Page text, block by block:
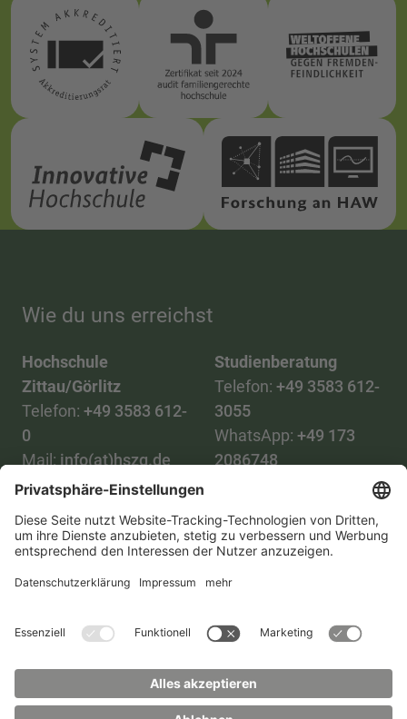
Wie du uns erreichst
Hochschule
Zittau/Görlitz
Telefon: +49 3583 612-
0
Mail: info(at)hszg.de
Studienberatung
Telefon: +49 3583 612-
3055
WhatsApp: +49 173
2086748
Alle StudiengängeDatenschutz
ImpressumBarrierefreiheitPresse